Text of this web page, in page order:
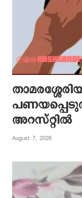
അറസ്റ്റിൽ
August 7, 2026